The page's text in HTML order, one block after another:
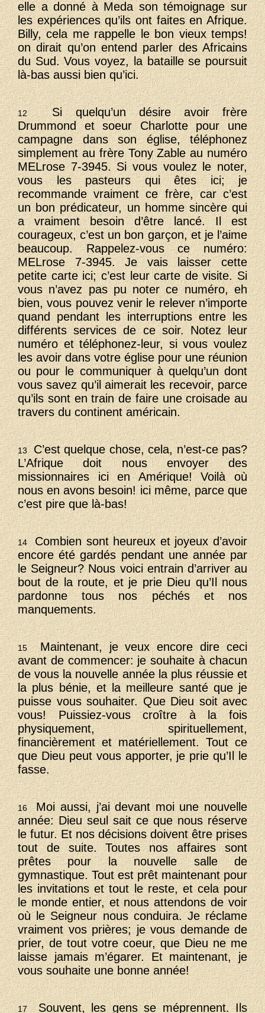
elle a donné à Meda son témoignage sur
les expériences qu’ils ont faites en Afrique.
Billy, cela me rappelle le bon vieux temps!
on dirait qu’on entend parler des Africains
du Sud. Vous voyez, la bataille se poursuit
là-bas aussi bien qu’ici.
12Si quelqu’un désire avoir frère
Drummond et soeur Charlotte pour une
campagne dans son église, téléphonez
simplement au frère Tony Zable au numéro
MELrose 7-3945. Si vous voulez le noter,
vous les pasteurs qui êtes ici; je
recommande vraiment ce frère, car c’est
un bon prédicateur, un homme sincère qui
a vraiment besoin d’être lancé. Il est
courageux, c’est un bon garçon, et je l’aime
beaucoup. Rappelez-vous ce numéro:
MELrose 7-3945. Je vais laisser cette
petite carte ici; c’est leur carte de visite. Si
vous n’avez pas pu noter ce numéro, eh
bien, vous pouvez venir le relever n’importe
quand pendant les interruptions entre les
différents services de ce soir. Notez leur
numéro et téléphonez-leur, si vous voulez
les avoir dans votre église pour une réunion
ou pour le communiquer à quelqu’un dont
vous savez qu’il aimerait les recevoir, parce
qu’ils sont en train de faire une croisade au
travers du continent américain.
13C’est quelque chose, cela, n’est-ce pas?
L’Afrique doit nous envoyer des
missionnaires ici en Amérique! Voilà où
nous en avons besoin! ici même, parce que
c’est pire que là-bas!
14Combien sont heureux et joyeux d’avoir
encore été gardés pendant une année par
le Seigneur? Nous voici entrain d’arriver au
bout de la route, et je prie Dieu qu’Il nous
pardonne tous nos péchés et nos
manquements.
15Maintenant, je veux encore dire ceci
avant de commencer: je souhaite à chacun
de vous la nouvelle année la plus réussie et
la plus bénie, et la meilleure santé que je
puisse vous souhaiter. Que Dieu soit avec
vous! Puissiez-vous croître à la fois
physiquement, spirituellement,
financièrement et matériellement. Tout ce
que Dieu peut vous apporter, je prie qu’Il le
fasse.
16Moi aussi, j’ai devant moi une nouvelle
année: Dieu seul sait ce que nous réserve
le futur. Et nos décisions doivent être prises
tout de suite. Toutes nos affaires sont
prêtes pour la nouvelle salle de
gymnastique. Tout est prêt maintenant pour
les invitations et tout le reste, et cela pour
le monde entier, et nous attendons de voir
où le Seigneur nous conduira. Je réclame
vraiment vos prières; je vous demande de
prier, de tout votre coeur, que Dieu ne me
laisse jamais m’égarer. Et maintenant, je
vous souhaite une bonne année!
17Souvent, les gens se méprennent. Ils